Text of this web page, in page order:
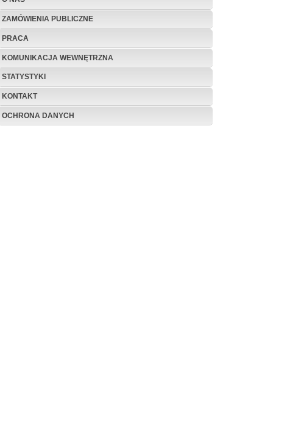
ZAMÓWIENIA PUBLICZNE
PRACA
KOMUNIKACJA WEWNĘTRZNA
STATYSTYKI
KONTAKT
OCHRONA DANYCH